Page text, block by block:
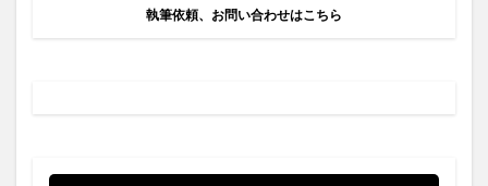
執筆依頼、お問い合わせはこちら